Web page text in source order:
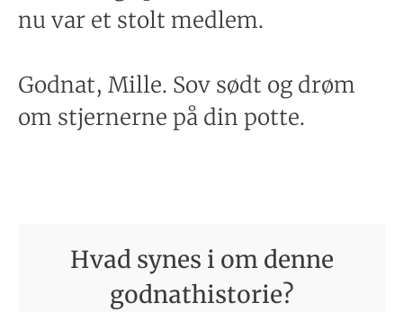
nu var et stolt medlem.
Godnat, Mille. Sov sødt og drøm
om stjernerne på din potte.
Hvad synes i om denne
godnathistorie?